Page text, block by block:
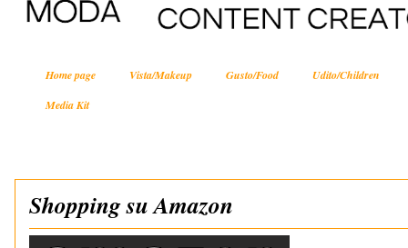
Home page Vista/Makeup Gusto/Food
Udito/Children
Media Kit
Shopping su Amazon